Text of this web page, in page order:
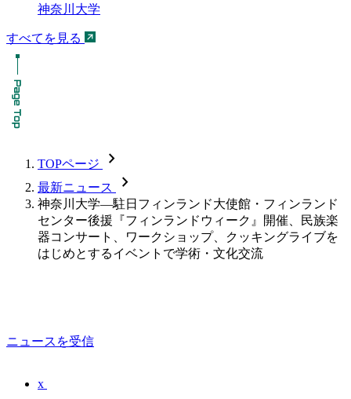
神奈川大学
すべてを見る
TOPページ chevron_forward
最新ニュース chevron_forward
神奈川大学―駐日フィンランド大使館・フィンランド
センター後援『フィンランドウィーク』開催、民族楽
器コンサート、ワークショップ、クッキングライブを
はじめとするイベントで学術・文化交流
ニュースを受信
x